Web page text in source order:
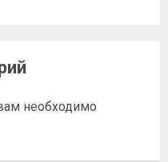
необходимо